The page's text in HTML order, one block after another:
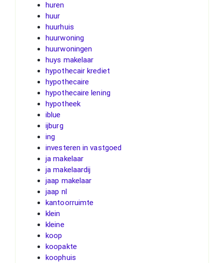
huren
huur
huurhuis
huurwoning
huurwoningen
huys makelaar
hypothecair krediet
hypothecaire
hypothecaire lening
hypotheek
iblue
ijburg
ing
investeren in vastgoed
ja makelaar
ja makelaardij
jaap makelaar
jaap nl
kantoorruimte
klein
kleine
koop
koopakte
koophuis